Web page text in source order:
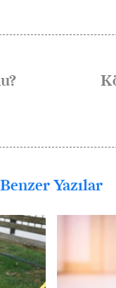
Benzer Yazılar